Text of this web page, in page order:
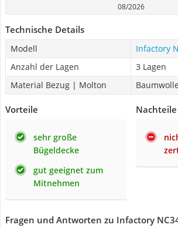
08/2026
Technische Details
Modell
Infactory
Anzahl der Lagen
3 Lagen
Material Bezug | Molton
Vorteile
sehr große
Bügeldecke
gut geeignet zum
Mitnehmen
Nachteile
Fragen und Antworten zu Infactory